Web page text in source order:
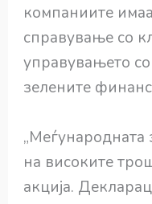
компаниите
справување со
управувањето
зелените
на високите
акција.